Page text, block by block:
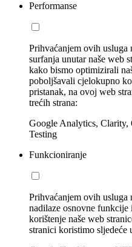
Performanse
Prihvaćanjem ovih
surfanja unutar naše web
kako bismo optimizirali
poboljšavali cjelokupno
pristanak, na ovoj web
trećih strana:
Google Analytics,
Testing
Funkcioniranje
Prihvaćanjem ovih
nadilaze osnovne
korištenje naše web
stranici koristimo sljedeće